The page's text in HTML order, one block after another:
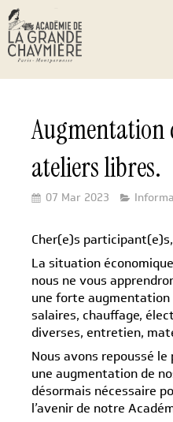
Augmentation
ateliers libres.
07 Mar 2023
Cher(e)s participant(e)s,
La situation
nous ne vous
une forte augmentation
salaires, chauffage,
diverses, entretien,
Nous avons repoussé
une augmentation de
désormais nécessaire
l’avenir de notre